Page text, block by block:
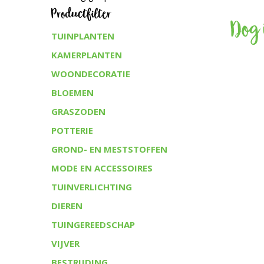
Productfilter
TUINPLANTEN
KAMERPLANTEN
WOONDECORATIE
BLOEMEN
GRASZODEN
POTTERIE
GROND- EN MESTSTOFFEN
MODE EN ACCESSOIRES
TUINVERLICHTING
DIEREN
TUINGEREEDSCHAP
VIJVER